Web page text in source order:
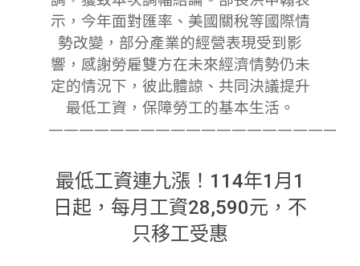
示，今年面對匯率、美國關稅等國際情
勢改變，部分產業的經營表現受到影
響，感謝勞雇雙方在未來經濟情勢仍未
定的情況下，彼此體諒、共同決議提升
最低工資，保障勞工的基本生活。
最低工資連九漲！114年1月1
日起，每月工資28,590元，不
只移工受惠